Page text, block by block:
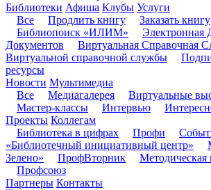
Библиотеки Афиша Клубы Услуги
Все
Продлить книгу Заказать книгу
Библиопоиск «ИЛИМ»
Электронная
Документов
Виртуальная Справочная
Виртуальной справочной службы
ресурсы
Новости Мультимедиа
Все
Медиагалерея Виртуальные
Мастер-классы
Интервью
Проекты Коллегам
Библиотека в цифрах
Профи
«Библиотечный инициативный центр»
Зелено»
ПрофВторник Методическая
Профсоюз
Партнеры Контакты